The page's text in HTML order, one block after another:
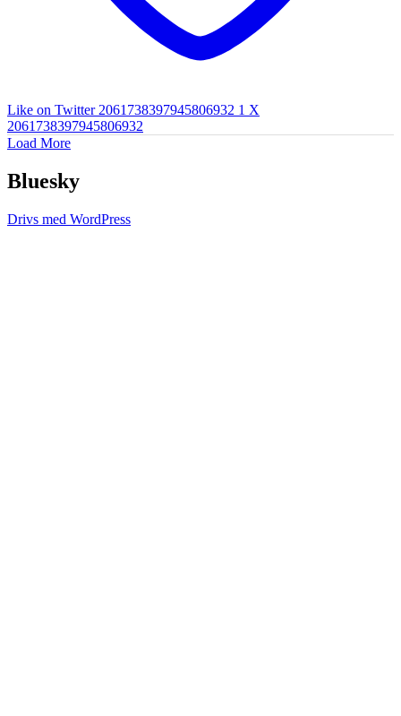
Like on Twitter 2061738397945806932 1 X
2061738397945806932
Load More
Bluesky
Drivs med WordPress